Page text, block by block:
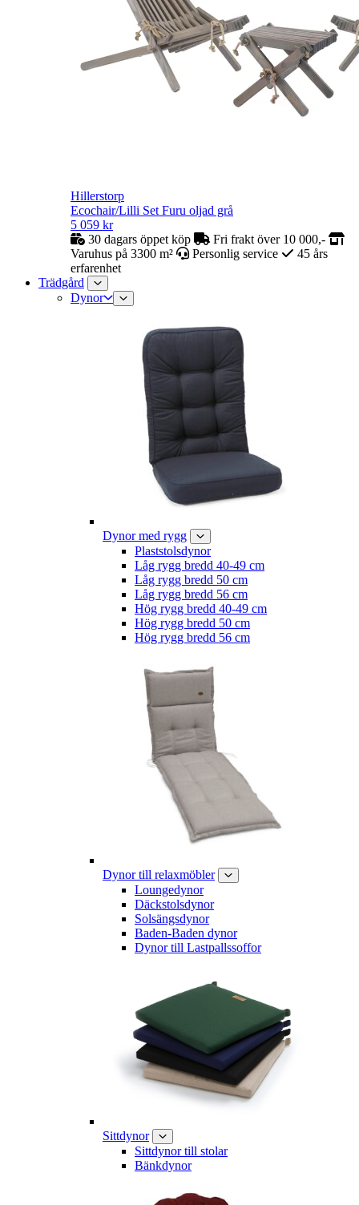
Hillerstorp
Ecochair/Lilli Set Furu oljad grå
5 059 kr
30 dagars öppet köp
Fri frakt över 10 000,-
Varuhus på 3300 m²
Personlig service
45 års
erfarenhet
Trädgård
Dynor
Dynor med rygg
Plaststolsdynor
Låg rygg bredd 40-49 cm
Låg rygg bredd 50 cm
Låg rygg bredd 56 cm
Hög rygg bredd 40-49 cm
Hög rygg bredd 50 cm
Hög rygg bredd 56 cm
Dynor till relaxmöbler
Loungedynor
Däckstolsdynor
Solsängsdynor
Baden-Baden dynor
Dynor till Lastpallssoffor
Sittdynor
Sittdynor till stolar
Bänkdynor